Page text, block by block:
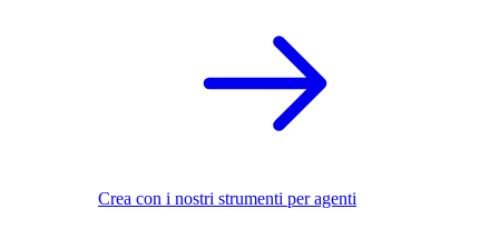
Crea con i nostri strumenti per agenti